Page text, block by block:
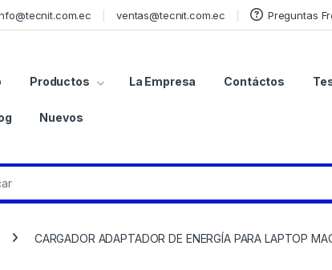
ventas@tecnit.com.ec Preguntas
Productos La Empresa Contáctos
Nuevos
CARGADOR ADAPTADOR DE ENERGÍA PARA LAPTOP